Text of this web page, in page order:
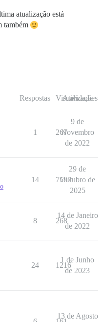
atualização está
também
Respostas Visualizações
Atividade
1 267
9 de
Novembro
de 2022
14 7597
29 de
Outubro de
2025
8 268
14 de Janeiro
de 2022
24 1216
1 de Junho
de 2023
13 de Agosto